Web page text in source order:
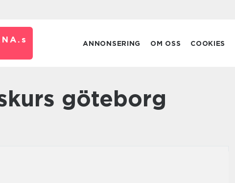
s ANNONSERING OM OSS COOKIES
göteborg